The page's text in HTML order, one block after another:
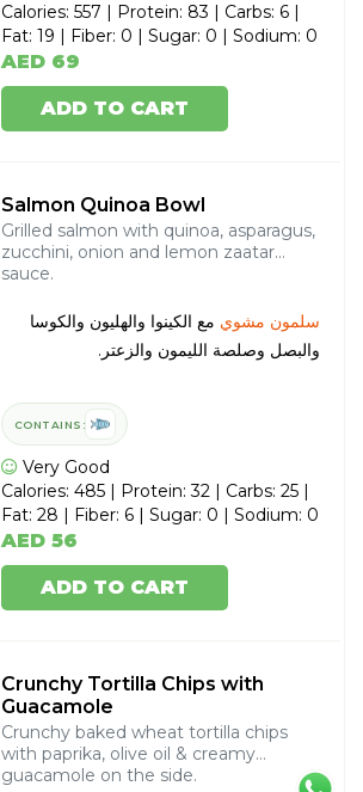
Calories: 557 | Protein: 83 | Carbs: 6 |
Fat: 19 | Fiber: 0 | Sugar: 0 | Sodium: 0
AED 69
ADD TO CART
Salmon Quinoa Bowl
Grilled salmon with quinoa, asparagus,
zucchini, onion and lemon zaatar
sauce.
سلمون مشوي مع الكينوا والهليون والكوسا
والبصل وصلصة الليمون والزعتر.
CONTAINS:
Very Good
Calories: 485 | Protein: 32 | Carbs: 25 |
Fat: 28 | Fiber: 6 | Sugar: 0 | Sodium: 0
AED 56
ADD TO CART
Crunchy Tortilla Chips with
Guacamole
Crunchy baked wheat tortilla chips
with paprika, olive oil & creamy
guacamole on the side.